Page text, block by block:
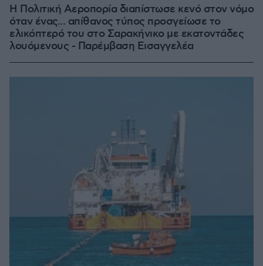
Η Πολιτική Αεροπορία διαπίστωσε κενό στον νόμο
όταν ένας... απίθανος τύπος προσγείωσε το
ελικόπτερό του στο Σαρακήνικο με εκατοντάδες
λουόμενους - Παρέμβαση Εισαγγελέα